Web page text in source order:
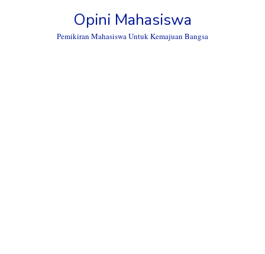
Opini Mahasiswa
Pemikiran Mahasiswa Untuk Kemajuan Bangsa